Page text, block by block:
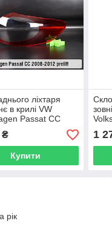
ліхтаря
в крилі VW
Passat CC
дорест праве
Купити
1
рік